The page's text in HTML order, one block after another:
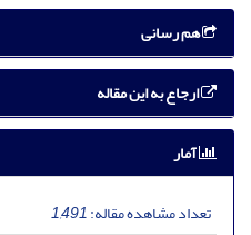
هم رسانی
ارجاع به این مقاله
آمار
تعداد مشاهده مقاله:1,491